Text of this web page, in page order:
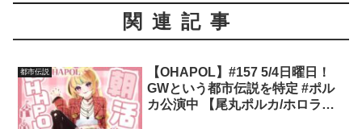
関連記事
都市伝説
【OHAPOL】#157 5/4日曜日！
GWという都市伝説を特定 #ポル
カ公演中 【尾丸ポルカ/ホロライ